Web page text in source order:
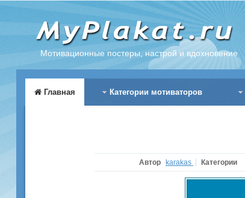
Мотивационные постеры, настрой и вдохновение
Главная Категории мотиваторов
Автор karakas Категории